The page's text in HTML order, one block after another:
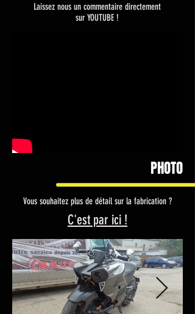
Laissez nous un commentaire directement
sur YOUTUBE !
PHOTO
Vous souhaitez plus de détail sur la fabrication ?
C'est par ici !